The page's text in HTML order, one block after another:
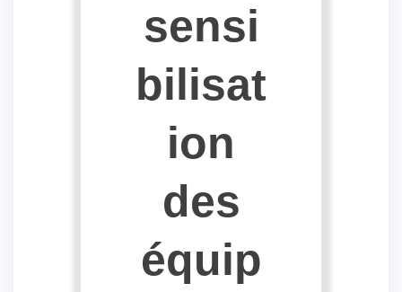
sensi
bilisat
ion
des
équip